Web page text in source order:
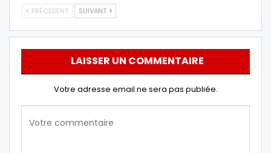
PRÉCÉDENT SUIVANT
LAISSER UN COMMENTAIRE
Votre adresse email ne sera pas publiée.